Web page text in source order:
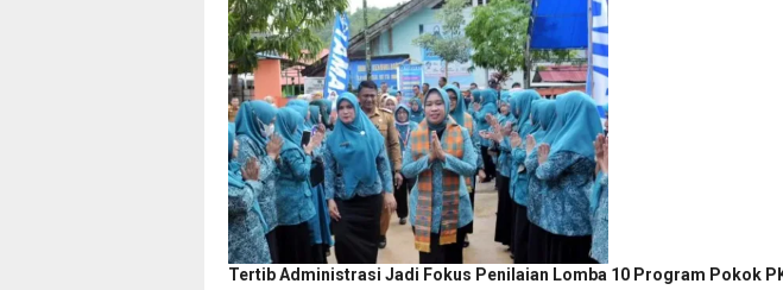
Tertib Administrasi Jadi Fokus Penilaian Lomba 10 Program Pokok